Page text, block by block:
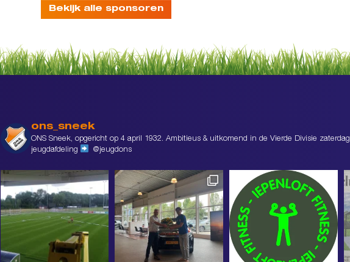
Bekijk alle sponsoren
ons_sneek
ONS Sneek, opgericht op 4 april 1932. Ambitieus & uitkomend in de Vierde Divisie zaterdag
jeugdafdeling
@jeugdons